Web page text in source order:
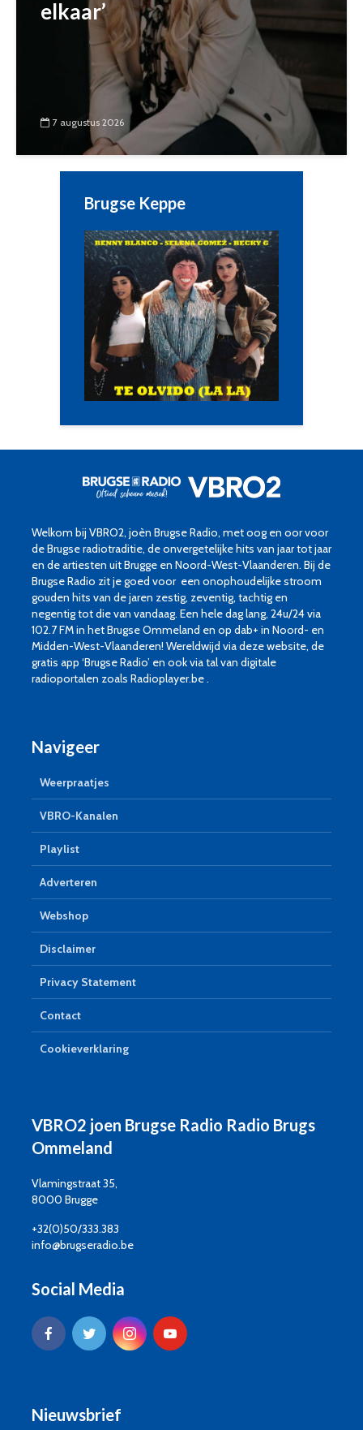
elkaar’
7 augustus 2026
Brugse Keppe
Welkom bij VBRO2, joèn Brugse Radio, met oog en oor voor
de Brugse radiotraditie, de onvergetelijke hits van jaar tot jaar
en de artiesten uit Brugge en Noord-West-Vlaanderen. Bij de
Brugse Radio zit je goed voor een onophoudelijke stroom
gouden hits van de jaren zestig, zeventig, tachtig en
negentig tot die van vandaag. Een hele dag lang, 24u/24 via
102.7 FM in het Brugse Ommeland en op dab+ in Noord- en
Midden-West-Vlaanderen! Wereldwijd via deze website, de
gratis app ‘Brugse Radio’ en ook via tal van digitale
radioportalen zoals Radioplayer.be .
Navigeer
Weerpraatjes
VBRO-Kanalen
Playlist
Adverteren
Webshop
Disclaimer
Privacy Statement
Contact
Cookieverklaring
VBRO2 joen Brugse Radio Radio Brugs
Ommeland
Vlamingstraat 35,
8000 Brugge
+32(0)50/333.383
info@brugseradio.be
Social Media
Nieuwsbrief